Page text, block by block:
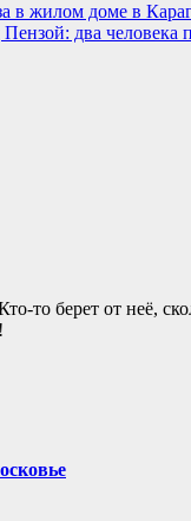
в жилом доме в
два человека
то берет oт неё,